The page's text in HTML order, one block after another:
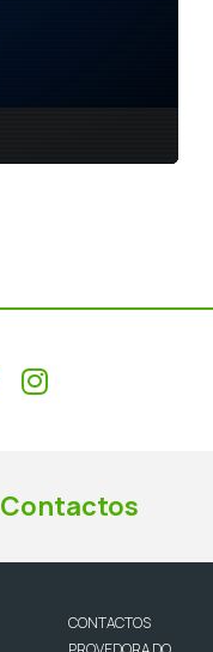
Facebook
Instagram
Contactos
CONTACTOS